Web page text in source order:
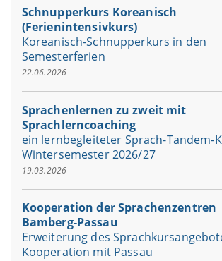
Schnupperkurs Koreanisch
(Ferienintensivkurs)
Koreanisch-Schnupperkurs in den
Semesterferien
22.06.2026
Sprachenlernen zu zweit mit
Sprachlerncoaching
ein lernbegleiteter Sprach-Tandem-
Wintersemester 2026/27
19.03.2026
Kooperation der Sprachenzentren
Bamberg-Passau
Erweiterung des
Kooperation mit Passau